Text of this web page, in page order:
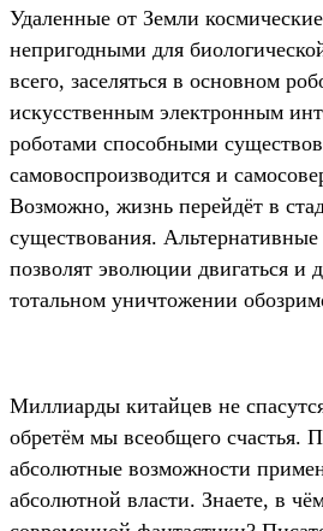
Удаленные от Земли
непригодными для
всего, заселяться в основном
искусственным электронным
роботами способными
самовоспроизводится и
Возможно, жизнь перейдёт в
существования.
позволят эволюции двигаться и
тотальном уничтожении
Миллиарды китайцев не
обретём мы всеобщего счастья.
абсолютные возможности
абсолютной власти. Знаете, в